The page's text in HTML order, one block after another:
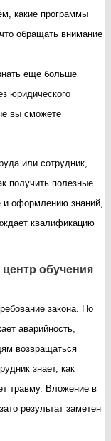
это
нужно
прямо
сейчас
какие программы
обращать внимание
еще больше
юридического
вы сможете
или сотрудник,
получить полезные
оформлению знаний,
квалификацию
обучения
закона. Но
аварийность,
возвращаться
знает, как
травму. Вложение в
результат заметен